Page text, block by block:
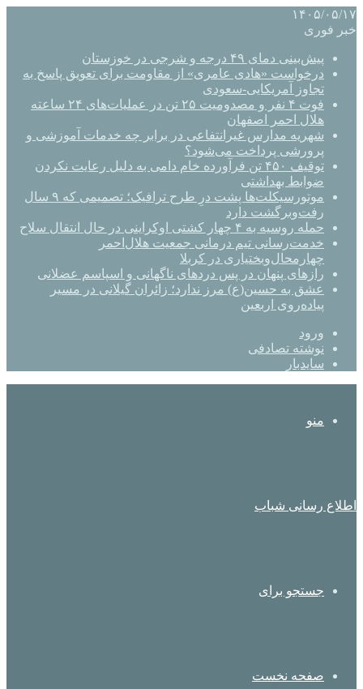
۱۴۰۵/۰۵/۱۷
خبر فوری
پیش‌بینی دمای ۴۹ درجه و شرجی در خوزستان
درخواست «هادی عامری» از مقاومت برای تعویق پاسخ به
تجاوز آمریکایی-سعودی
فوت ۴ نفر و مصدومیت ۲۵ تن در عملیات‌های ۲۴ ساعته
هلال احمر اصفهان
شهریه مدارس غیرانتفاعی در برابر چه خدمات آموزشی و
پرورشی پرداخت می‌شود؟
توقیف ۴۵۰ تن فرآورده خام دامی به دلیل رعایت نکردن
ضوابط بهداشتی
موتورسیکلت‌ها پشت درِ طرح ترافیک؛ تصمیمی که ۹ سال
رفت‌وبرگشت دارد
حمله روسیه به ۴ چهار کشتی اوکراینی در حال انتقال سلاح
خدمت‌رسانی تیم درمانی جمعیت هلال‌احمر
چهارمحال‌وبختیاری در کربلا
رازهای پنهان در پس دردهای ناگهانی و اسپاسم عضلانی
عشق به حسین(ع) مرز ندارد؛ زائران گیلانی در مسیر
پیاده‌روی اربعین
ورود
نوشته تصادفی
سایدبار
منو
اطلاع رسانی شباب
جستجو برای
صفحه نخست